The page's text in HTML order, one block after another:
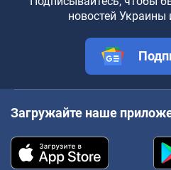
новостей Украины
Загружайте наше